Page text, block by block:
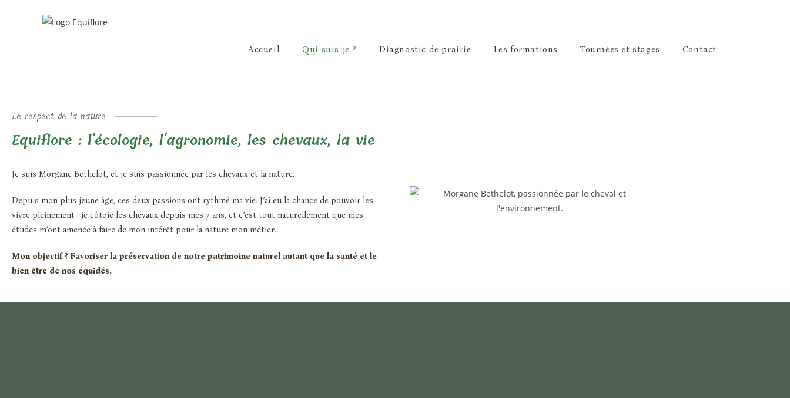
Accueil Qui suis-je ? Diagnostic de prairie Les formations Tournées et stages Contact
Le respect de la nature
Equiflore : l'écologie, l'agronomie, les chevaux, la vie
Je suis Morgane Bethelot, et je suis passionnée par les chevaux et la nature.
Depuis mon plus jeune âge, ces deux passions ont rythmé ma vie. J’ai eu la chance de pouvoir les
vivre pleinement : je côtoie les chevaux depuis mes 7 ans, et c’est tout naturellement que mes
études m’ont amenée à faire de mon intérêt pour la nature mon métier.
Mon objectif ? Favoriser la préservation de notre patrimoine naturel autant que la santé et le
bien être de nos équidés.